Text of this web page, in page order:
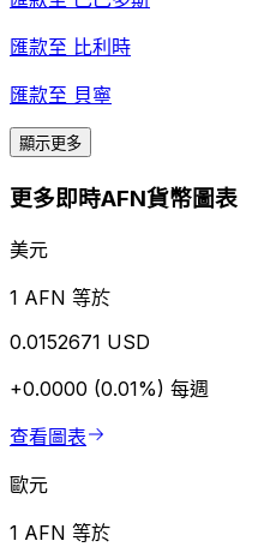
匯款至 比利時
匯款至 貝寧
顯示更多
更多即時AFN貨幣圖表
美元
1 AFN 等於
0.0152671 USD
+0.0000 (0.01%) 每週
查看圖表
歐元
1 AFN 等於